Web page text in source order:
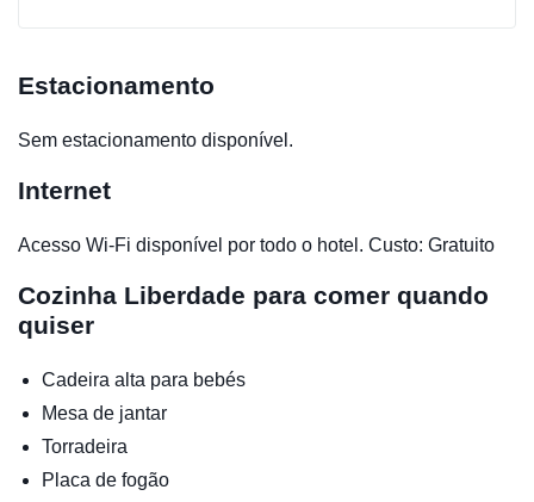
Estacionamento
Sem estacionamento disponível.
Internet
Acesso Wi-Fi disponível por todo o hotel. Custo: Gratuito
Cozinha Liberdade para comer quando
quiser
Cadeira alta para bebés
Mesa de jantar
Torradeira
Placa de fogão